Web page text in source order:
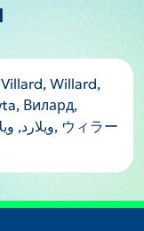
Willard,
Вилард,